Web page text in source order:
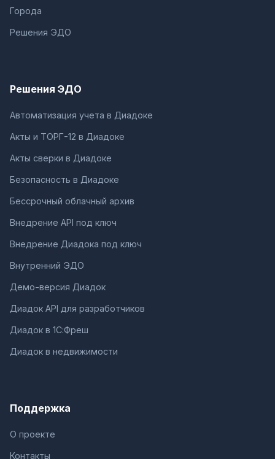
Города
Решения ЭДО
Решения ЭДО
Автоматизация учета в Диадоке
Акты и ТОРГ-12 в Диадоке
Акты сверки в Диадоке
Безопасность в Диадоке
Бессрочный облачный архив
Внедрение API под ключ
Внедрение Диадока под ключ
Внутренний ЭДО
Демо-версия Диадок
Диадок API для разработчиков
Диадок в 1С:Фреш
Диадок в недвижимости
Поддержка
О проекте
Контакты